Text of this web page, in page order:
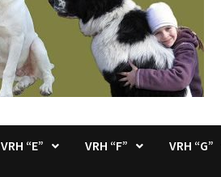
VRH “E” VRH “F” VRH “G”